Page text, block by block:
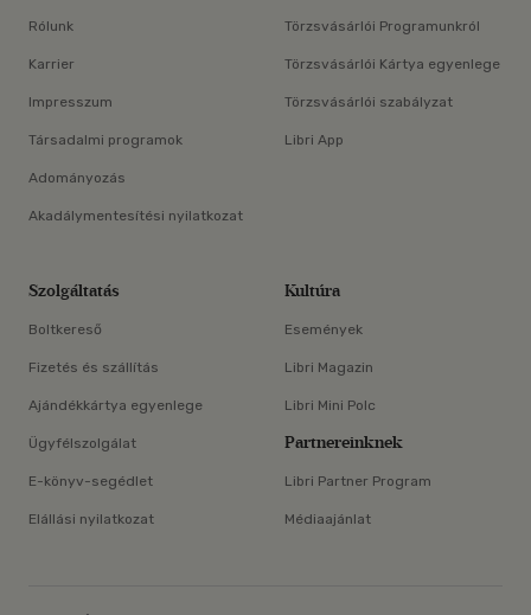
Rólunk
Karrier
Impresszum
Társadalmi programok
Adományozás
Akadálymentesítési nyilatkozat
Törzsvásárlói Programunkról
Törzsvásárlói Kártya egyenlege
Törzsvásárlói szabályzat
Libri App
Szolgáltatás
Boltkereső
Fizetés és szállítás
Ajándékkártya egyenlege
Ügyfélszolgálat
E-könyv-segédlet
Elállási nyilatkozat
Kultúra
Események
Libri Magazin
Libri Mini Polc
Partnereinknek
Libri Partner Program
Médiaajánlat